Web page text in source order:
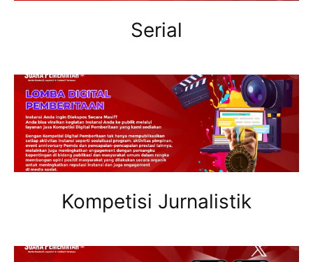
Serial
Kompetisi Jurnalistik